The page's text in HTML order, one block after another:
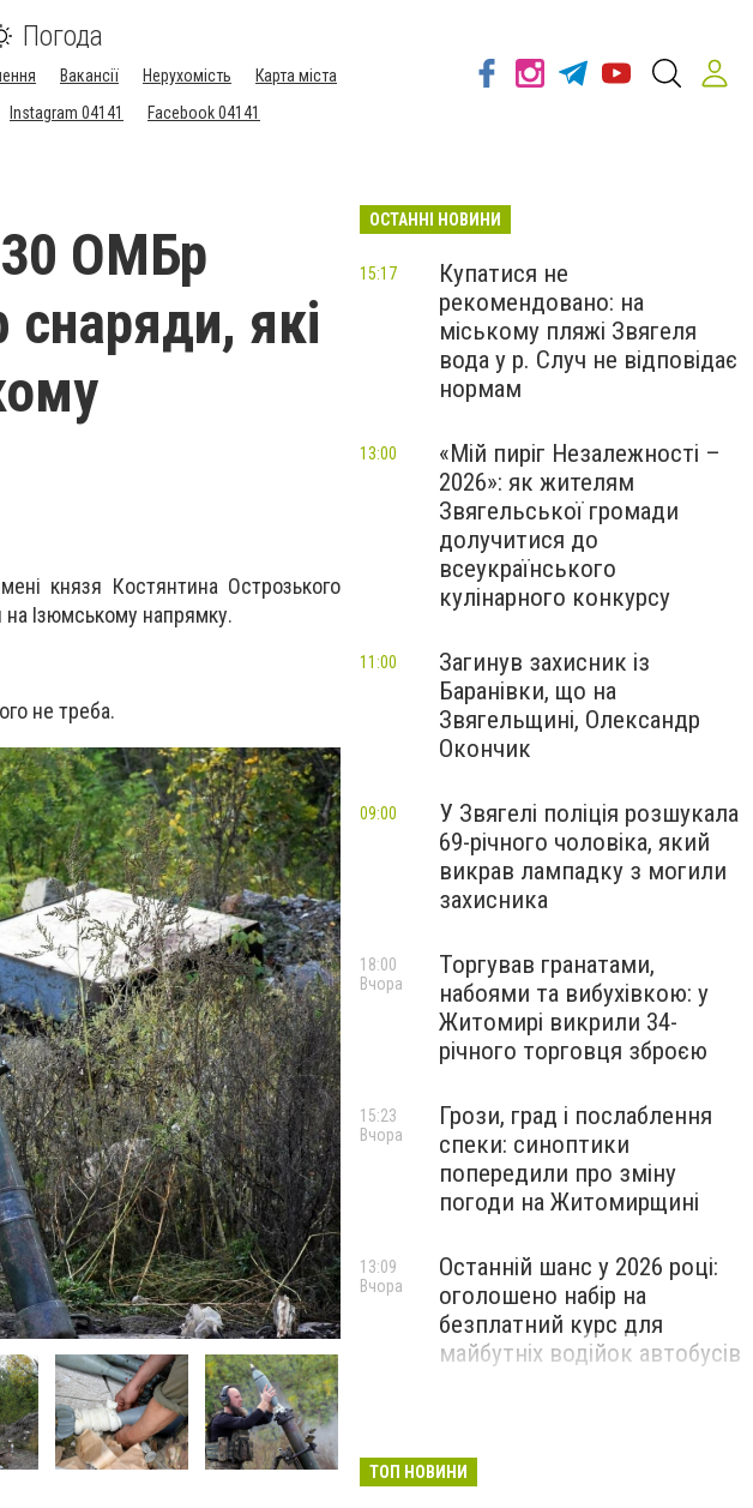
Погода
Вакансії Нерухомість
Карта міста
Instagram 04141 Facebook 04141
30 ОМБр
які
князя Костянтина Острозького
на Ізюмському напрямку.
не треба.
ОСТАННІ НОВИНИ
Купатися не
рекомендовано: на
міському пляжі Звягеля
вода у р. Случ не відповідає
нормам
15:17
«Мій пиріг Незалежності –
2026»: як жителям
Звягельської громади
долучитися до
всеукраїнського
кулінарного конкурсу
13:00
Загинув захисник із
Баранівки, що на
Звягельщині, Олександр
Окончик
11:00
У Звягелі поліція розшукала
69-річного чоловіка, який
викрав лампадку з могили
захисника
09:00
Торгував гранатами,
набоями та вибухівкою: у
Житомирі викрили 34-
річного торговця зброєю
18:00
Вчора
Грози, град і послаблення
спеки: синоптики
попередили про зміну
погоди на Житомирщині
15:23
Вчора
Останній шанс у 2026 році:
оголошено набір на
безплатний курс для
майбутніх водійок автобусів
13:09
Вчора
випробувати свої сили на
ТОП НОВИНИ